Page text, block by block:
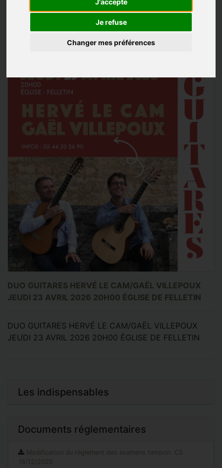
J'accepte
Je refuse
Changer mes préférences
DUO GUITARES HERVÉ LE CAM/GAËL VILLEPOUX
JEUDI 23 AVRIL 2026 20H00 ÉGLISE DE FELLETIN
DUO GUITARES HERVÉ LE CAM/GAËL VILLEPOUX
JEUDI 23 AVRIL 2026 20H00 ÉGLISE DE FELLETIN
Les indispensables
Documents réglementaires
Modification du règlement des examens tampon. CS
16/12/2025